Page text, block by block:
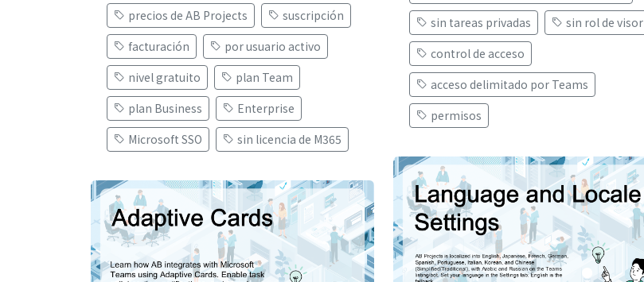
sin tareas privadas
sin rol de visor
control de acceso
acceso delimitado por Teams
permisos
precios de AB Projects
suscripción
facturación
por usuario activo
nivel gratuito
plan Team
plan Business
Enterprise
Microsoft SSO
sin licencia de M365